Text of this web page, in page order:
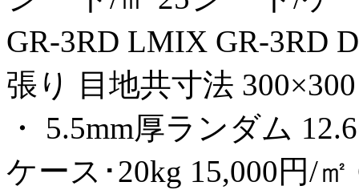
GR‑3RD LMIX GR‑3RD
張り 目地共寸法
・ 5.5mm厚ランダム
ケース･20kg 15,000円/